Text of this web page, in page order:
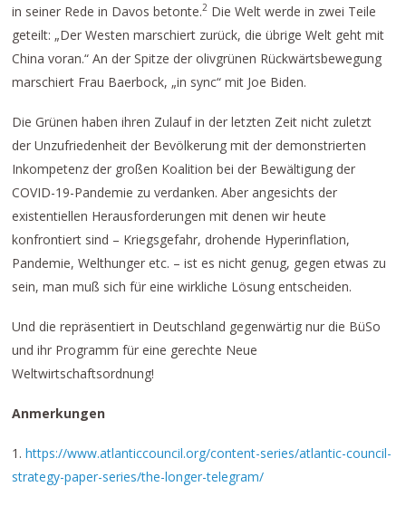
in seiner Rede in Davos betonte.2 Die Welt werde in zwei Teile
geteilt: „Der Westen marschiert zurück, die übrige Welt geht mit
China voran.“ An der Spitze der olivgrünen Rückwärtsbewegung
marschiert Frau Baerbock, „in sync“ mit Joe Biden.
Die Grünen haben ihren Zulauf in der letzten Zeit nicht zuletzt
der Unzufriedenheit der Bevölkerung mit der demonstrierten
Inkompetenz der großen Koalition bei der Bewältigung der
COVID-19-Pandemie zu verdanken. Aber angesichts der
existentiellen Herausforderungen mit denen wir heute
konfrontiert sind – Kriegsgefahr, drohende Hyperinflation,
Pandemie, Welthunger etc. – ist es nicht genug, gegen etwas zu
sein, man muß sich für eine wirkliche Lösung entscheiden.
Und die repräsentiert in Deutschland gegenwärtig nur die BüSo
und ihr Programm für eine gerechte Neue
Weltwirtschaftsordnung!
Anmerkungen
1.https://www.atlanticcouncil.org/content-series/atlantic-council-
strategy-paper-series/the-longer-telegram/